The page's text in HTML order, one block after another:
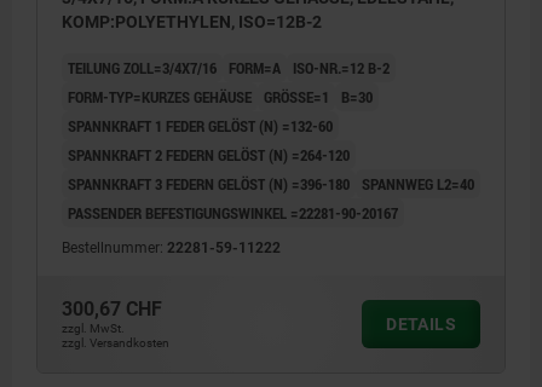
KOMP:POLYETHYLEN, ISO=12B-2
TEILUNG ZOLL=3/4X7/16 FORM=A
ISO-NR.=12 B-2
FORM-TYP=KURZES GEHÄUSE
GRÖSSE=1
B=30
SPANNKRAFT 1 FEDER GELÖST (N) =132-60
SPANNKRAFT 2 FEDERN GELÖST (N) =264-120
SPANNKRAFT 3 FEDERN GELÖST (N) =396-180
SPANNWEG L2=40
PASSENDER BEFESTIGUNGSWINKEL =22281-90-20167
Bestellnummer: 22281-59-11222
300,67 CHF
zzgl. MwSt.
zzgl. Versandkosten
DETAILS